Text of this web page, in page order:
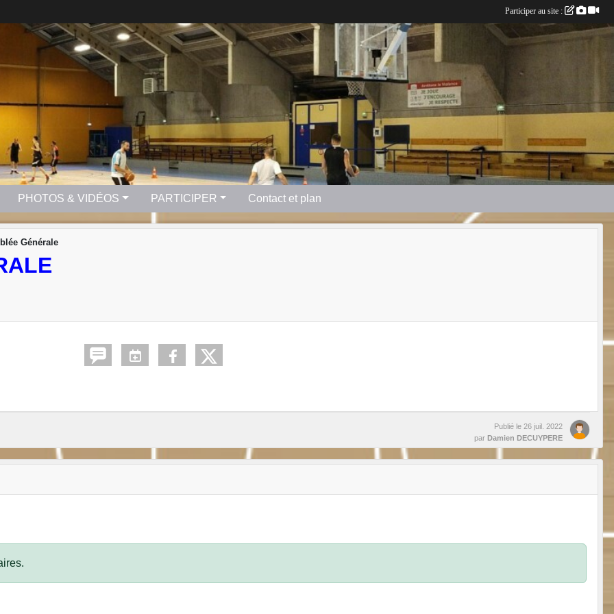
PHOTOS & VIDÉOS PARTICIPER Contact et plan
Générale
Publié le 26 juil. 2022
par Damien DECUYPERE
Participer au site :